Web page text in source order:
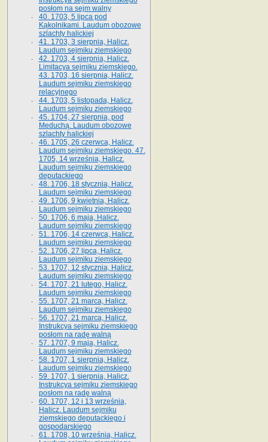
posłom na sejm walny
40. 1703, 5 lipca pod
Kąkolnikami. Laudum obozowe
szlachty halickiej
41­. 1703, 3 sierpnia, Halicz.
Laudum sejmiku ziemskiego
42. 1703, 4 sierpnia, Halicz.
Limitacya sejmiku ziemskiego.
43. 1703, 16 sierpnia, Halicz.
Laudum sejmiku ziemskiego
relacyjnego
44. 1703, 5 listopada, Halicz.
Laudum sejmiku ziemskiego
45. 1704, 27 sierpnia, pod
Meduchą. Laudum obozowe
szlachty halickiej
46. 1705, 26 czerwca, Halicz.
Laudum sejmiku ziemskiego. 47.
1705, 14 września, Halicz.
Laudum sejmiku ziemskiego
deputackiego
48. 1706, 18 stycznia, Halicz.
Laudum sejmiku ziemskiego
49. 1706, 9 kwietnia, Halicz.
Laudum sejmiku ziemskiego
50. 1706, 6 maja, Halicz.
Laudum sejmiku ziemskiego
51. 1706, 14 czerwca, Halicz.
Laudum sejmiku ziemskiego
52. 1706, 27 lipca, Halicz.
Laudum sejmiku ziemskiego
53. 1707, 12 stycznia, Halicz.
Laudum sejmiku ziemskiego
54. 1707, 21 lutego, Halicz.
Laudum sejmiku ziemskiego
55. 1707, 21 marca, Halicz.
Laudum sejmiku ziemskiego
56. 1707, 21 marca, Halicz.
Instrukcya sejmiku ziemskiego
posłom na radę walną
57. 1707, 9 maja, Halicz.
Laudum sejmiku ziemskiego
58. 1707, 1 sierpnia, Halicz.
Laudum sejmiku ziemskiego
59. 1707, 1 sierpnia, Halicz.
Instrukcya sejmiku ziemskiego
posłom na radę walną
60. 1707, 12 i 13 września,
Halicz. Laudum sejmiku
ziemskiego deputackiego i
gospodarskiego
61. 1708, 10 września, Halicz.